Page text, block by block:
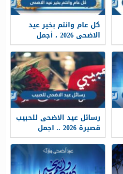
كل عام وانتم بخير عيد
الاضحى 2026 ، أجمل
معايدات كل عام وانتم
بخير 1448
رسائل عيد الاضحى للحبيب
قصيرة 2026 .. اجمل
مسجات تهنئة العيد
لحبيبي 1448